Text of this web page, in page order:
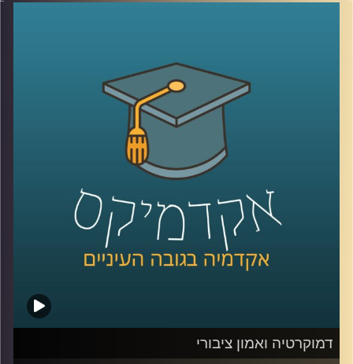
“כלכלה כחולה פורצת גבולות”, שהתקיים באוניברסיטת רייכמן .
כלכלה, ביטחון ושיתופי פעולה אזוריים.
בין מושבים על אנרגיה מתחדשת בים, חקלאות ימית, אצות
כמשאב כלכלי, בינה מלאכותית לניטור מגוון ביולוגי ושיתופי
פעולה גם כשאין שלום, יצאנו לראיין את האנשים שמעצבים
את העתיד הכחול של האזור .
בפרק הזה תשמעו קולות מהכנס, רעיונות גדולים, דילמות
אמיתיות, והרבה מאוד תשוקה לחבר בין מדע, קיימות וכלכלה.
דמוקרטיה ואמון ציבורי